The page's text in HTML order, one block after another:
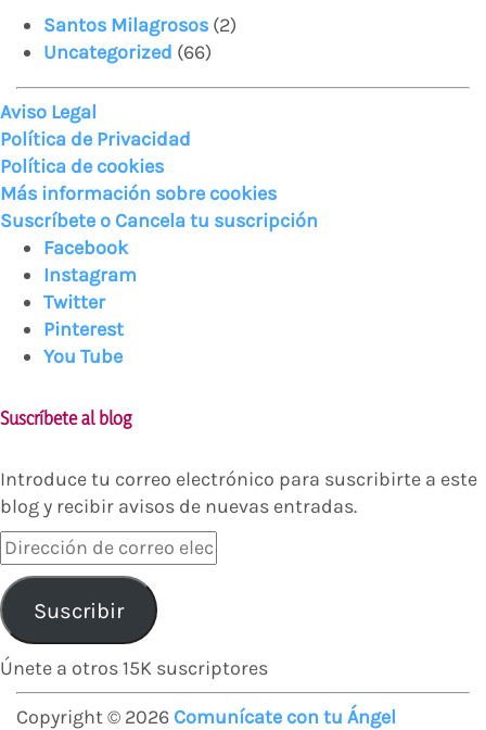
Santos Milagrosos (2)
Uncategorized (66)
Aviso Legal
Política de Privacidad
Política de cookies
Más información sobre cookies
Suscríbete o Cancela tu suscripción
Facebook
Instagram
Twitter
Pinterest
You Tube
Suscríbete al blog
Introduce tu correo electrónico para suscribirte a este
blog y recibir avisos de nuevas entradas.
Dirección
de
correo
electrónico
Suscribir
Únete a otros 15K suscriptores
Copyright © 2026 Comunícate con tu Ángel